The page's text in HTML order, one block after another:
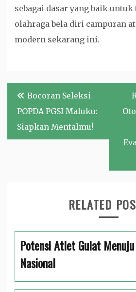
sebagai dasar yang baik
olahraga bela diri campuran
modern sekarang ini.
Navigasi
pos
Bocoran Seleksi
POPDA PGSI Maluku:
Siapkan Mentalmu!
RELATED
Potensi Atlet Gulat
Nasional